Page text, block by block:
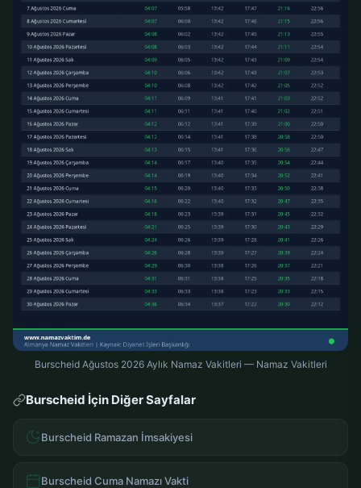
Burscheid Ağustos 2026 Aylık Namaz Vakitleri — Namaz Vakitleri
Burscheid İçin Diğer Sayfalar
Burscheid Ramazan İmsakiyesi
Burscheid Cuma Namazı Vakti